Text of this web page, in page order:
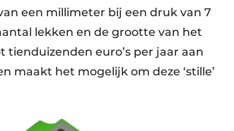
een millimeter bij een druk van 7
lekken en de grootte van het
euro’s per jaar aan
maakt het mogelijk om deze ‘stille’